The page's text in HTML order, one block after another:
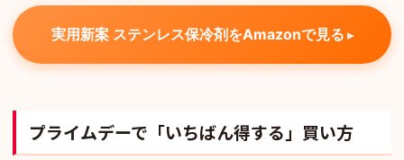
実用新案 ステンレス保冷剤をAmazonで見る
プライムデーで「いちばん得する」買い方